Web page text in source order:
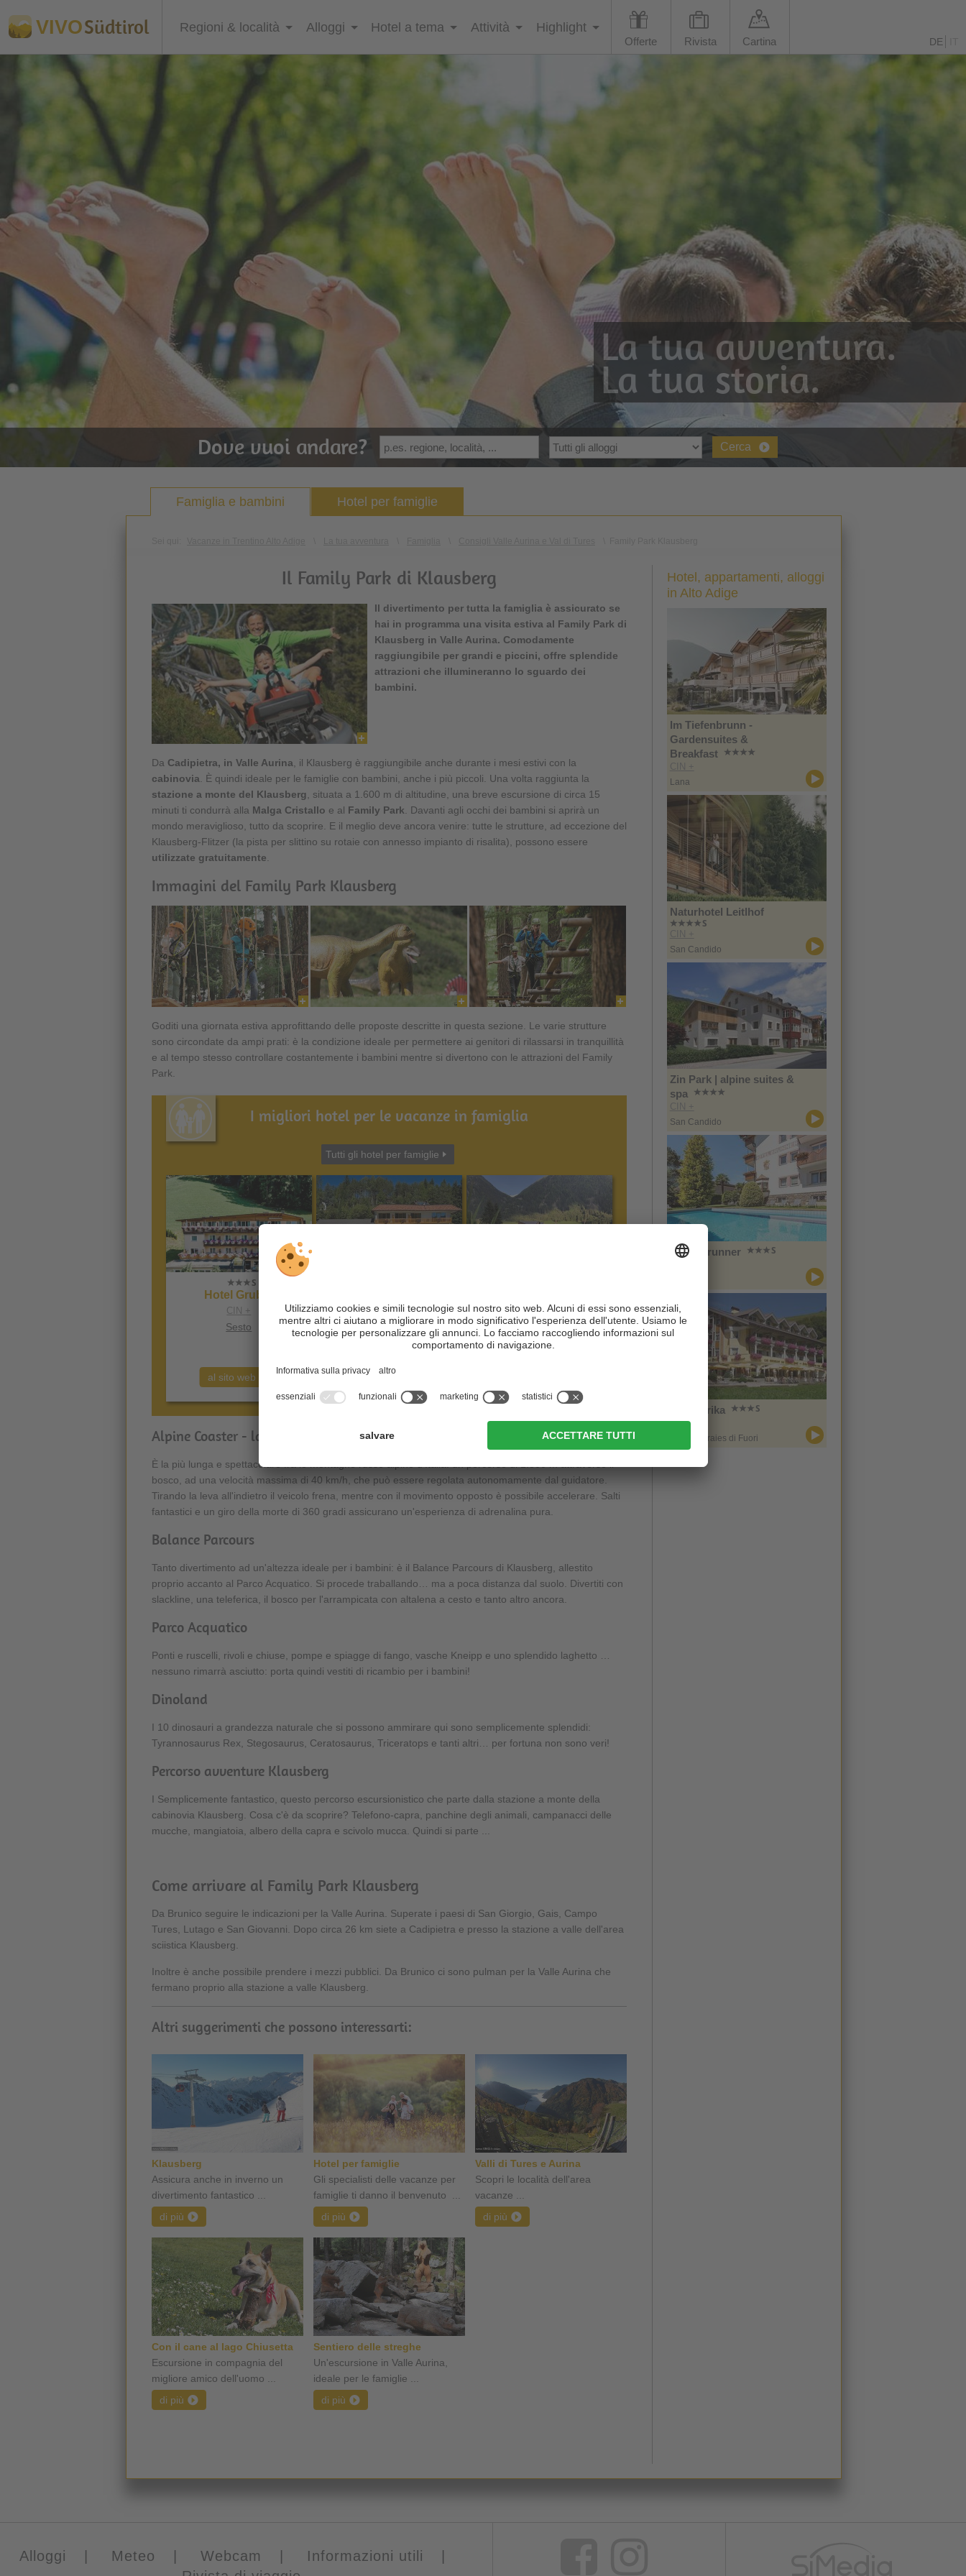
VIVOSüdtirol Regioni & località Alloggi Hotel a tema Attività Highlight
Offerte Rivista Cartina DE
La tua avventura.
La tua storia.
Dove vuoi andare? Cerca
Famiglia e bambini Hotel per famiglie
Il Family Park di Klausberg
Il divertimento per tutta la famiglia è assicurato se
hai in programma una visita estiva al Family Park di
Klausberg in Valle Aurina. Comodamente
raggiungibile per grandi e piccini, offre splendide
attrazioni che illumineranno lo sguardo dei
bambini.
Da Cadipietra, in Valle Aurina , il Klausberg è raggiungibile anche durante i mesi estivi con la
cabinovia . È quindi ideale per le famiglie con bambini, anche i più piccoli. Una volta raggiunta la
stazione a monte del Klausberg , situata a 1.600 m di altitudine, una breve escursione di circa 15
minuti ti condurrà alla Malga Cristallo e al Family Park . Davanti agli occhi dei bambini si aprirà un
mondo meraviglioso, tutto da scoprire. E il meglio deve ancora venire: tutte le strutture, ad eccezione del
Klausberg-Flitzer (la pista per slittino su rotaie con annesso impianto di risalita), possono essere
utilizzate gratuitamente
Immagini del Family Park Klausberg
Goditi una giornata estiva approfittando delle proposte descritte in questa sezione. Le varie strutture
sono circondate da ampi prati: è la condizione ideale per permettere ai genitori di rilassarsi in tranquillità
e al tempo stesso controllare costantemente i bambini mentre si divertono con le attrazioni del Family
Park.
I migliori hotel per le vacanze in famiglia
Tutti gli hotel per famiglie
Hotel Gruber
CIN +
Sesto
al sito web
CIN +
Renon/ Soprabolzano
al sito web
CIN +
Casies/ San Martino
Alpine Coaster - la pista per slittino su rotaia
È la più lunga e spettacolare fra le montagne russe alpine d'Italia: un percorso di 1.800 m attraverso il
bosco, ad una velocità massima di 40 km/h, che può essere regolata autonomamente dal guidatore.
Tirando la leva all'indietro il veicolo frena, mentre con il movimento opposto è possibile accelerare. Salti
fantastici e un giro della morte di 360 gradi assicurano un'esperienza di adrenalina pura.
Balance Parcours
Tanto divertimento ad un'altezza ideale per i bambini: è il Balance Parcours di Klausberg, allestito
proprio accanto al Parco Acquatico. Si procede traballando… ma a poca distanza dal suolo. Divertiti con
slackline, una teleferica, il bosco per l'arrampicata con altalena a cesto e tanto altro ancora.
Parco Acquatico
Ponti e ruscelli, rivoli e chiuse, pompe e spiagge di fango, vasche Kneipp e uno splendido laghetto …
nessuno rimarrà asciutto: porta quindi vestiti di ricambio per i bambini!
Dinoland
I 10 dinosauri a grandezza naturale che si possono ammirare qui sono semplicemente splendidi:
Tyrannosaurus Rex, Stegosaurus, Ceratosaurus, Triceratops e tanti altri… per fortuna non sono veri!
Percorso avventure Klausberg
I Semplicemente fantastico, questo percorso escursionistico che parte dalla stazione a monte della
cabinovia Klausberg. Cosa c'è da scoprire? Telefono-capra, panchine degli animali, campanacci delle
mucche, mangiatoia, albero della capra e scivolo mucca. Quindi si parte ...
Come arrivare al Family Park Klausberg
Da Brunico seguire le indicazioni per la Valle Aurina. Superate i paesi di San Giorgio, Gais, Campo
Tures, Lutago e San Giovanni. Dopo circa 26 km siete a Cadipietra e presso la stazione a valle dell'area
sciistica Klausberg.
Inoltre è anche possibile prendere i mezzi pubblici. Da Brunico ci sono pulman per la Valle Aurina che
fermano proprio alla stazione a valle Klausberg.
Altri suggerimenti che possono interessarti:
Klausberg
Assicura anche in inverno un
divertimento fantastico ...
di più
Hotel per famiglie
Gli specialisti delle vacanze per
famiglie ti danno il benvenuto ...
di più
Valli di Tures e Aurina
Scopri le località dell'area
vacanze ...
di più
Con il cane al lago Chiusetta
Escursione in compagnia del
migliore amico dell'uomo ...
di più
Sentiero delle streghe
Un'escursione in Valle Aurina,
ideale per le famiglie ...
di più
Hotel, appartamenti, alloggi
in Alto Adige
Im Tiefenbrunn -
Gardensuites &
Breakfast
CIN +
Lana
Naturhotel Leitlhof
CIN +
San Candido
Zin Park | alpine suites &
spa
CIN +
San Candido
Hotel Brunner
Hotel Erika
CIN +
Braies / Braies di Fuori
Alloggi Meteo Webcam Informazioni utili